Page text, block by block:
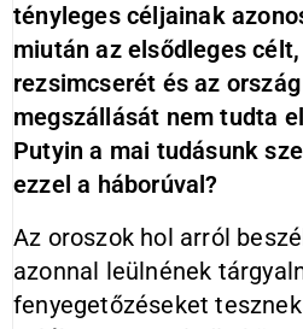
tényleges céljainak
miután az elsődleges
rezsimcserét és az
megszállását nem tudta
Putyin a mai tudásunk
ezzel a háborúval?
Az oroszok hol arról
azonnal leülnének
fenyegetőzéseket